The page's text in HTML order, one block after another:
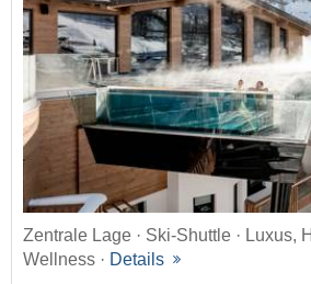
Zentrale Lage · Ski-Shuttle · Luxus,
Wellness · Details